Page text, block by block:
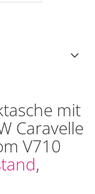
mit
Caravelle
V710
,